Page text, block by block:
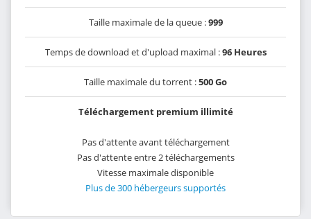
Taille maximale de la queue :999
Temps de download et d'upload maximal :96 Heures
Taille maximale du torrent :500 Go
Téléchargement premium illimité
Pas d'attente avant téléchargement
Pas d'attente entre 2 téléchargements
Vitesse maximale disponible
Plus de 300 hébergeurs supportés